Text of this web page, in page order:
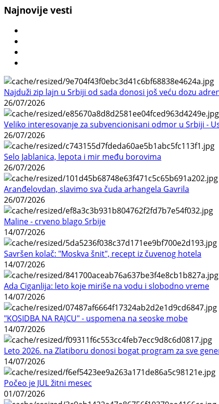
Najnovije vesti
Najduži zip lajn u Srbiji od sada donosi još veću dozu
26/07/2026
Veliko interesovanje za subvencionisani odmor u Srbiji -
26/07/2026
Selo Jablanica, lepota i mir među borovima
26/07/2026
Aranđelovdan, slavimo sva čuda arhangela Gavrila
26/07/2026
Maline - crveno blago Srbije
14/07/2026
Savršen kolač: "Moskva šnit", recept iz čuvenog hotela
14/07/2026
Ada Ciganlija: leto koje miriše na vodu i slobodno vreme
14/07/2026
"KOSIDBA NA RAJCU" - uspomena na seoske mobe
14/07/2026
Leto 2026. na Zlatiboru donosi bogat program za sve
14/07/2026
Počeo je JUL žitni mesec
01/07/2026